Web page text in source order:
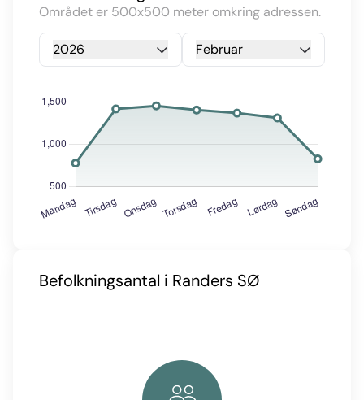
Området er 500x500 meter omkring adressen.
2026 Februar
Befolkningsantal i Randers SØ